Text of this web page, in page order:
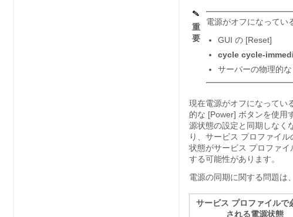
重
要
電源がオフになってい
GUI の [Reset]
cycle cycle-
サーバーの物理的
現在電源がオフになってい
的な [Power] ボタンを使用
源状態の設定と同期しなく
り、サービス プロファイル
状態がサービス プロファ
する可能性があります。
電源の同期に関する問題は
サービス プロファイルで
される電源状態